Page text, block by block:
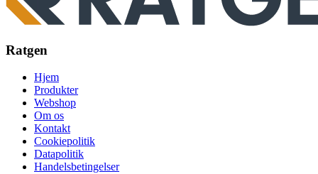
Ratgen
Hjem
Produkter
Webshop
Om os
Kontakt
Cookiepolitik
Datapolitik
Handelsbetingelser